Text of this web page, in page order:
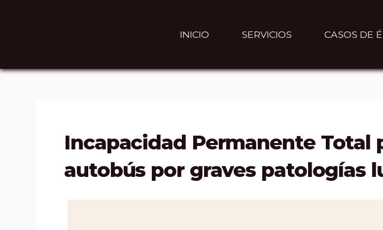
INICIO SERVICIOS CASOS DE
Incapacidad Permanente Total
autobús por graves patologías